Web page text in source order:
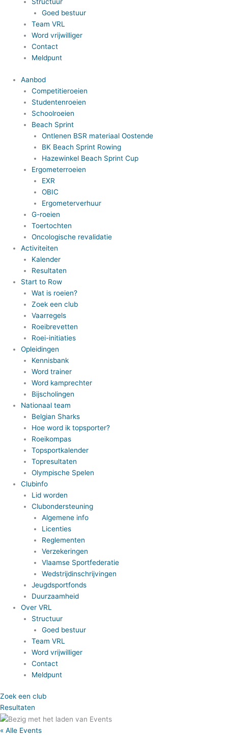
Goed bestuur
Team VRL
Word vrijwilliger
Contact
Meldpunt
Aanbod
Competitieroeien
Studentenroeien
Schoolroeien
Beach Sprint
Ontlenen BSR materiaal Oostende
BK Beach Sprint Rowing
Hazewinkel Beach Sprint Cup
Ergometerroeien
EXR
OBIC
Ergometerverhuur
G-roeien
Toertochten
Oncologische revalidatie
Activiteiten
Kalender
Resultaten
Start to Row
Wat is roeien?
Zoek een club
Vaarregels
Roeibrevetten
Roei-initiaties
Opleidingen
Kennisbank
Word trainer
Word kamprechter
Bijscholingen
Nationaal team
Belgian Sharks
Hoe word ik topsporter?
Roeikompas
Topsportkalender
Topresultaten
Olympische Spelen
Clubinfo
Lid worden
Clubondersteuning
Algemene info
Licenties
Reglementen
Verzekeringen
Vlaamse Sportfederatie
Wedstrijdinschrijvingen
Jeugdsportfonds
Duurzaamheid
Over VRL
Structuur
Goed bestuur
Team VRL
Word vrijwilliger
Contact
Meldpunt
Zoek een club
Resultaten
« Alle Events